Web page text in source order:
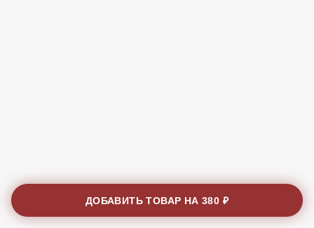
ДОБАВИТЬ ТОВАР НА380 ₽